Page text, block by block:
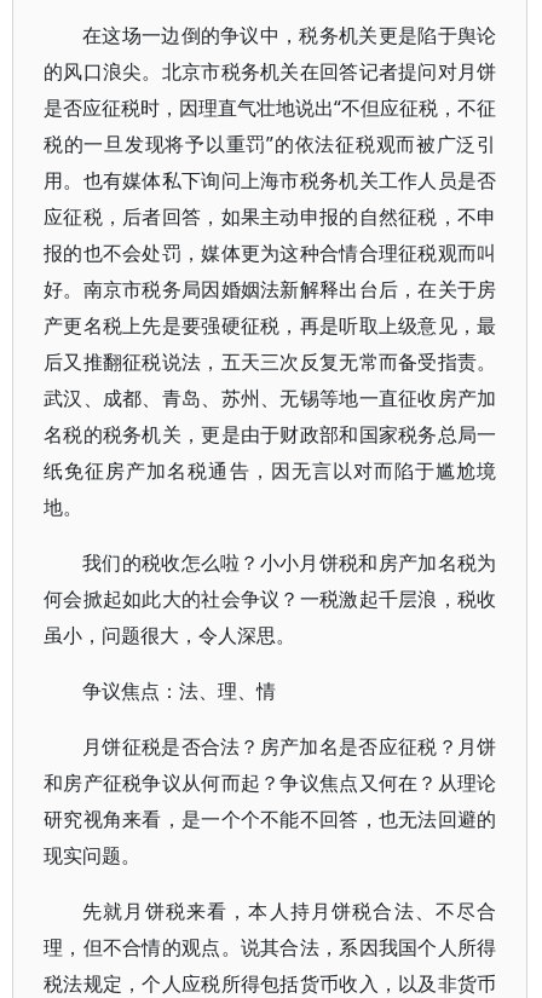
在这场一边倒的争议中，税务机关更是陷于舆论
的风口浪尖。北京市税务机关在回答记者提问对月饼
是否应征税时，因理直气壮地说出“不但应征税，不征
税的一旦发现将予以重罚”的依法征税观而被广泛引
用。也有媒体私下询问上海市税务机关工作人员是否
应征税，后者回答，如果主动申报的自然征税，不申
报的也不会处罚，媒体更为这种合情合理征税观而叫
好。南京市税务局因婚姻法新解释出台后，在关于房
产更名税上先是要强硬征税，再是听取上级意见，最
后又推翻征税说法，五天三次反复无常而备受指责。
武汉、成都、青岛、苏州、无锡等地一直征收房产加
名税的税务机关，更是由于财政部和国家税务总局一
纸免征房产加名税通告，因无言以对而陷于尴尬境
地。
我们的税收怎么啦？小小月饼税和房产加名税为
何会掀起如此大的社会争议？一税激起千层浪，税收
虽小，问题很大，令人深思。
争议焦点：法、理、情
月饼征税是否合法？房产加名是否应征税？月饼
和房产征税争议从何而起？争议焦点又何在？从理论
研究视角来看，是一个个不能不回答，也无法回避的
现实问题。
先就月饼税来看，本人持月饼税合法、不尽合
理，但不合情的观点。说其合法，系因我国个人所得
税法规定，个人应税所得包括货币收入，以及非货币